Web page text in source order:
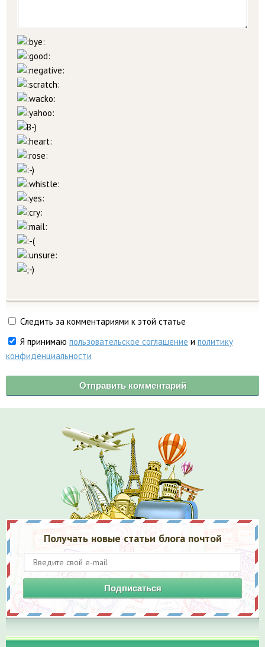
Следить за комментариями к этой статье
Я принимаю пользовательское соглашение и политику
конфиденциальности
Получать новые статьи блога почтой
Подписаться